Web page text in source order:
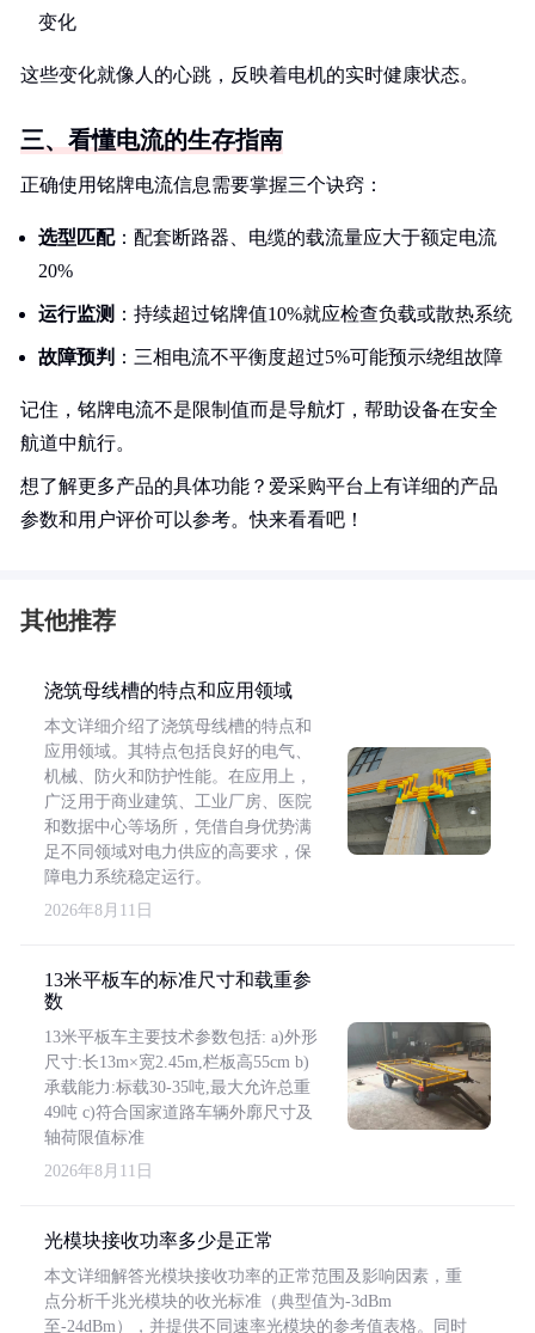
变化
这些变化就像人的心跳，反映着电机的实时健康状态。
三、看懂电流的生存指南
正确使用铭牌电流信息需要掌握三个诀窍：
选型匹配：配套断路器、电缆的载流量应大于额定电流
20%
运行监测 ：持续超过铭牌值10%就应检查负载或散热系统
故障预判 ：三相电流不平衡度超过5%可能预示绕组故障
记住，铭牌电流不是限制值而是导航灯，帮助设备在安全
航道中航行。
想了解更多产品的具体功能？爱采购平台上有详细的产品
参数和用户评价可以参考。快来看看吧！
其他推荐
浇筑母线槽的特点和应用领域
本文详细介绍了浇筑母线槽的特点和
应用领域。其特点包括良好的电气、
机械、防火和防护性能。在应用上，
广泛用于商业建筑、工业厂房、医院
和数据中心等场所，凭借自身优势满
足不同领域对电力供应的高要求，保
障电力系统稳定运行。
2026年8月11日
13米平板车的标准尺寸和载重参
数
13米平板车主要技术参数包括: a)外形
尺寸:长13m×宽2.45m,栏板高55cm b)
承载能力:标载30-35吨,最大允许总重
49吨 c)符合国家道路车辆外廓尺寸及
轴荷限值标准
2026年8月11日
光模块接收功率多少是正常
本文详细解答光模块接收功率的正常范围及影响因素，重
点分析千兆光模块的收光标准（典型值为-3dBm
至-24dBm），并提供不同速率光模块的参考值表格。同时